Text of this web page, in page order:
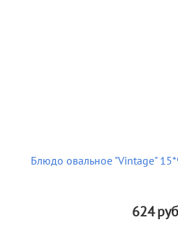
Блюдо овальное "Vintage"
624